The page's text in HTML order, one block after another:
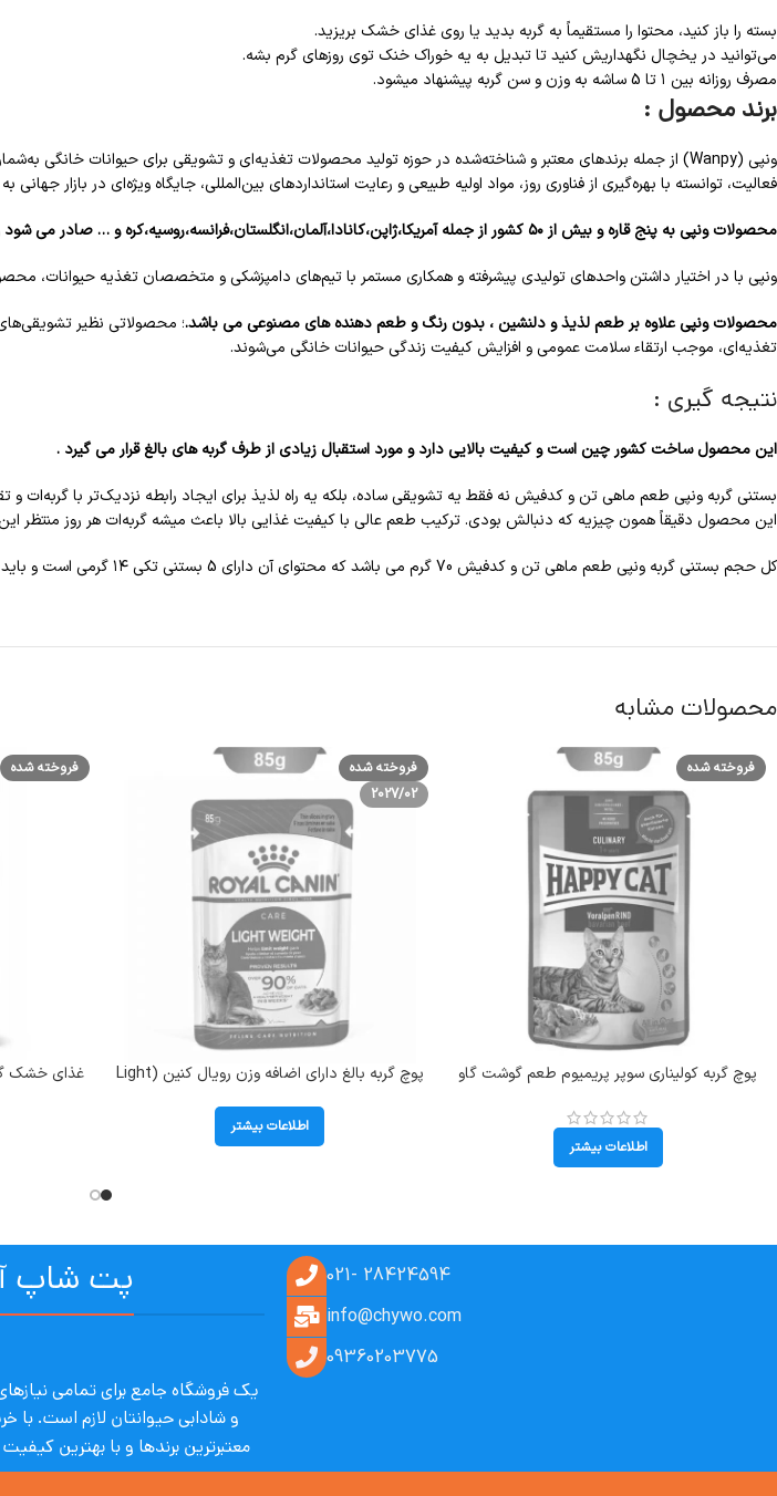
بسته را باز کنید، محتوا را مستقیماً به گربه بدید یا روی غذای خشک بریزید.
می‌توانید در یخچال نگهداریش کنید تا تبدیل به یه خوراک خنک توی روزهای گرم بشه.
مصرف روزانه بین ۱ تا 5 ساشه به وزن و سن گربه پیشنهاد میشود.
برند محصول :
فعالیت، توانسته با بهره‌گیری از فناوری روز، مواد اولیه طبیعی و رعایت استانداردهای بین‌المللی، جایگاه ویژه‌ای در بازار جهانی
محصولات ونپی به پنج قاره و بیش از ۵۰ کشور از جمله آمریکا،ژاپن،کانادا،آلمان،انگلستان،فرانسه،روسیه،کره و … صادر می شود
ونپی با در اختیار داشتن واحدهای تولیدی پیشرفته و همکاری مستمر با تیم‌های دامپزشکی و متخصصان تغذیه حیوانات،
محصولات ونپی علاوه بر طعم لذیذ و دلنشین ، بدون رنگ و طعم دهنده های مصنوعی می باشد.؛ محصولاتی نظیر
تغذیه‌ای، موجب ارتقاء سلامت عمومی و افزایش کیفیت زندگی حیوانات خانگی می‌شوند.
نتیجه گیری :
این محصول ساخت کشور چین است و کیفیت بالایی دارد و مورد استقبال زیادی از طرف گربه های بالغ قرار می گیرد .
بستنی گربه ونپی طعم ماهی تن و کدفیش نه فقط یه تشویقی ساده، بلکه یه راه لذیذ برای ایجاد رابطه نزدیک‌تر با
این محصول دقیقاً همون چیزیه که دنبالش بودی. ترکیب طعم عالی با کیفیت غذایی بالا باعث میشه گربه‌ات هر روز منتظر
کل حجم بستنی گربه ونپی طعم ماهی تن و کدفیش 70 گرم می باشد که محتوای آن دارای 5 بستنی تکی ۱۴ گرمی است و باید در جای خنک و خشک نگهداری شود.
محصولات مشابه
فروخته شده
پوچ گربه کولیناری سوپر پریمیوم طعم گوشت گاو
اطلاعات بیشتر
فروخته شده
2027/02
پوچ گربه بالغ دارای اضافه وزن رویال کنین (Light
اطلاعات بیشتر
فروخته شده
غذای خشک
28424594 -021
info@chywo.com
09360203775
پت شاپ
یک فروشگاه جامع برای تمامی
و شادابی حیوانتان لازم است. با
معتبرترین برندها و با بهترین